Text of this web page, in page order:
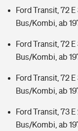
Ford Transit, 72 E
Bus/Kombi, ab
Ford Transit, 72 E
Bus/Kombi, ab
Ford Transit, 72 E
Bus/Kombi, ab
Ford Transit, 73
Bus/Kombi, ab